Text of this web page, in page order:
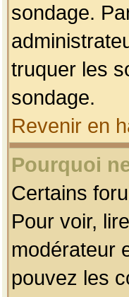
sondage.
truquer les
sondage.
Revenir en
Pourquoi
Certains
Pour voir,
modérateur
pouvez les